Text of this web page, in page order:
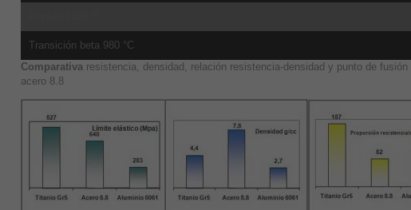
Transición beta 980 °C
Comparativa resistencia, densidad, relación resistencia-densidad y punto de
acero 8.8